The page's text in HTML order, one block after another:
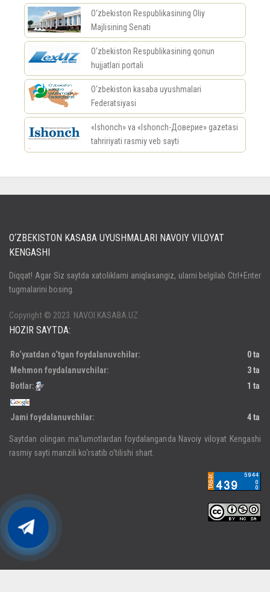
O‘zbekiston Respublikasining Oliy
Majlisining Senati
O‘zbekiston Respublikasining qonun
hujjatlari portali
O‘zbekiston kasaba uyushmalari
Federatsiyasi
«Ishonch» va «Ishonch-Доверие» gazetasi
tahririyati rasmiy veb sayti
Паролни унутдингизми?
O‘ZBEKISTON KASABA UYUSHMALARI NAVOIY VILOYAT
KENGASHI
Diqqat! Agar Siz saytda xatoliklarni aniqlasangiz, ularni belgilab Ctrl+Enter
tugmalarini bosing.
Copyright © 2023. NAVOI.KASABA.UZ
HOZIR SAYTDA:
Ro‘yxatdan o‘tgan foydalanuvchilar:
0 ta
Mehmon foydalanuvchilar:
3 ta
Botlar:
1 ta
Jami foydalanuvchilar: 4 ta
Saytdan olingan ma‘lumotlardan foydalanganda Navoiy viloyat Kengashi
rasmiy sayti manzili ko‘rsatib o‘tilishi shart.